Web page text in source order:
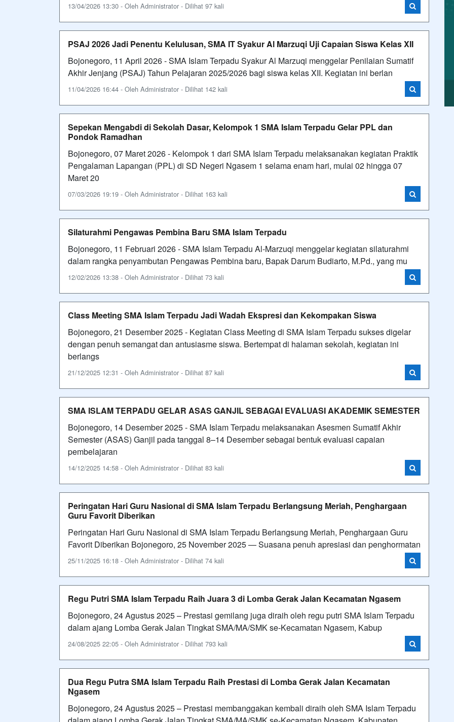
13/04/2026 13:30 - Oleh Administrator - Dilihat 97 kali
PSAJ 2026 Jadi Penentu Kelulusan, SMA IT Syakur Al Marzuqi Uji Capaian Siswa Kelas XII
Bojonegoro, 11 April 2026 - SMA Islam Terpadu Syakur Al Marzuqi menggelar Penilaian Sumatif
Akhir Jenjang (PSAJ) Tahun Pelajaran 2025/2026 bagi siswa kelas XII. Kegiatan ini berlan
11/04/2026 16:44 - Oleh Administrator - Dilihat 142 kali
Sepekan Mengabdi di Sekolah Dasar, Kelompok 1 SMA Islam Terpadu Gelar PPL dan
Pondok Ramadhan
Bojonegoro, 07 Maret 2026 - Kelompok 1 dari SMA Islam Terpadu melaksanakan kegiatan Praktik
Pengalaman Lapangan (PPL) di SD Negeri Ngasem 1 selama enam hari, mulai 02 hingga 07
Maret 20
07/03/2026 19:19 - Oleh Administrator - Dilihat 163 kali
Silaturahmi Pengawas Pembina Baru SMA Islam Terpadu
Bojonegoro, 11 Februari 2026 - SMA Islam Terpadu Al-Marzuqi menggelar kegiatan silaturahmi
dalam rangka penyambutan Pengawas Pembina baru, Bapak Darum Budiarto, M.Pd., yang mu
12/02/2026 13:38 - Oleh Administrator - Dilihat 73 kali
Class Meeting SMA Islam Terpadu Jadi Wadah Ekspresi dan Kekompakan Siswa
Bojonegoro, 21 Desember 2025 - Kegiatan Class Meeting di SMA Islam Terpadu sukses digelar
dengan penuh semangat dan antusiasme siswa. Bertempat di halaman sekolah, kegiatan ini
berlangs
21/12/2025 12:31 - Oleh Administrator - Dilihat 87 kali
SMA ISLAM TERPADU GELAR ASAS GANJIL SEBAGAI EVALUASI AKADEMIK SEMESTER
Bojonegoro, 14 Desember 2025 - SMA Islam Terpadu melaksanakan Asesmen Sumatif Akhir
Semester (ASAS) Ganjil pada tanggal 8–14 Desember sebagai bentuk evaluasi capaian
pembelajaran
14/12/2025 14:58 - Oleh Administrator - Dilihat 83 kali
Peringatan Hari Guru Nasional di SMA Islam Terpadu Berlangsung Meriah, Penghargaan
Guru Favorit Diberikan
Peringatan Hari Guru Nasional di SMA Islam Terpadu Berlangsung Meriah, Penghargaan Guru
Favorit Diberikan Bojonegoro, 25 November 2025 — Suasana penuh apresiasi dan penghormatan
25/11/2025 16:18 - Oleh Administrator - Dilihat 74 kali
Regu Putri SMA Islam Terpadu Raih Juara 3 di Lomba Gerak Jalan Kecamatan Ngasem
Bojonegoro, 24 Agustus 2025 – Prestasi gemilang juga diraih oleh regu putri SMA Islam Terpadu
dalam ajang Lomba Gerak Jalan Tingkat SMA/MA/SMK se-Kecamatan Ngasem, Kabup
24/08/2025 22:05 - Oleh Administrator - Dilihat 793 kali
Dua Regu Putra SMA Islam Terpadu Raih Prestasi di Lomba Gerak Jalan Kecamatan
Ngasem
Bojonegoro, 24 Agustus 2025 – Prestasi membanggakan kembali diraih oleh SMA Islam Terpadu